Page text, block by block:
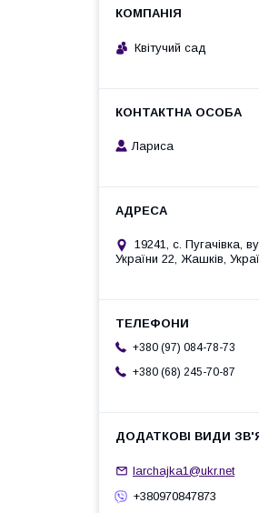
Квітучий сад
Лариса
19241, с. Пугачівка,
України 22, Жашків,
+380 (97) 084-78-73
+380 (68) 245-70-87
larchajka1@ukr.net
+380970847873